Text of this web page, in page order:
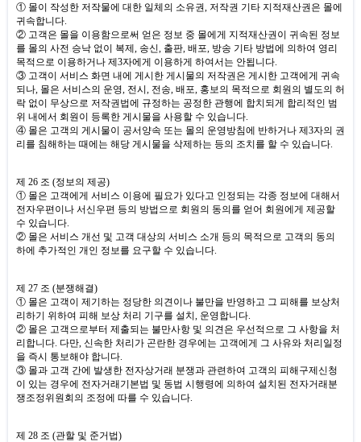
① 몰이 작성한 저작물에 대한 일체의 소유권 저작권 기타 지적재산권은 몰에
귀속합니다
② 고객은 몰을 이용함으로써 얻은 정보 중 몰에게 지적재산권이 귀속된 정보
를 몰의 사전 승낙 없이 복제 송신 출판 배포 방송 기타 방법에 의하여 영리
목적으로 이용하거나 제3자에게 이용하게 하여서는 안됩니다
③ 고객이 서비스 화면 내에 게시한 게시물의 저작권은 게시한 고객에게 귀속
되나 몰은 서비스의 운영 전시 전송 배포 홍보의 목적으로 회원의 별도의 허
락 없이 무상으로 저작권법에 규정하는 공정한 관행에 합치되게 합리적인 범
위 내에서 회원이 등록한 게시물을 사용할 수 있습니다
④ 몰은 고객의 게시물이 공서양속 또는 몰의 운영방침에 반하거나 제3자의 권
리를 침해하는 때에는 해당 게시물을 삭제하는 등의 조치를 할 수 있습니다
제 26 조 (정보의 제공)
① 몰은 고객에게 서비스 이용에 필요가 있다고 인정되는 각종 정보에 대해서
전자우편이나 서신우편 등의 방법으로 회원의 동의를 얻어 회원에게 제공할
수 있습니다
② 몰은 서비스 개선 및 고객 대상의 서비스 소개 등의 목적으로 고객의 동의
하에 추가적인 개인 정보를 요구할 수 있습니다
제 27 조 (분쟁해결)
① 몰은 고객이 제기하는 정당한 의견이나 불만을 반영하고 그 피해를 보상처
리하기 위하여 피해 보상 처리 기구를 설치 운영합니다
② 몰은 고객으로부터 제출되는 불만사항 및 의견은 우선적으로 그 사항을 처
리합니다 다만 신속한 처리가 곤란한 경우에는 고객에게 그 사유와 처리일정
을 즉시 통보해야 합니다
③ 몰과 고객 간에 발생한 전자상거래 분쟁과 관련하여 고객의 피해구제신청
이 있는 경우에 전자거래기본법 및 동법 시행령에 의하여 설치된 전자거래분
쟁조정위원회의 조정에 따를 수 있습니다
제 28 조 (관할 및 준거법)